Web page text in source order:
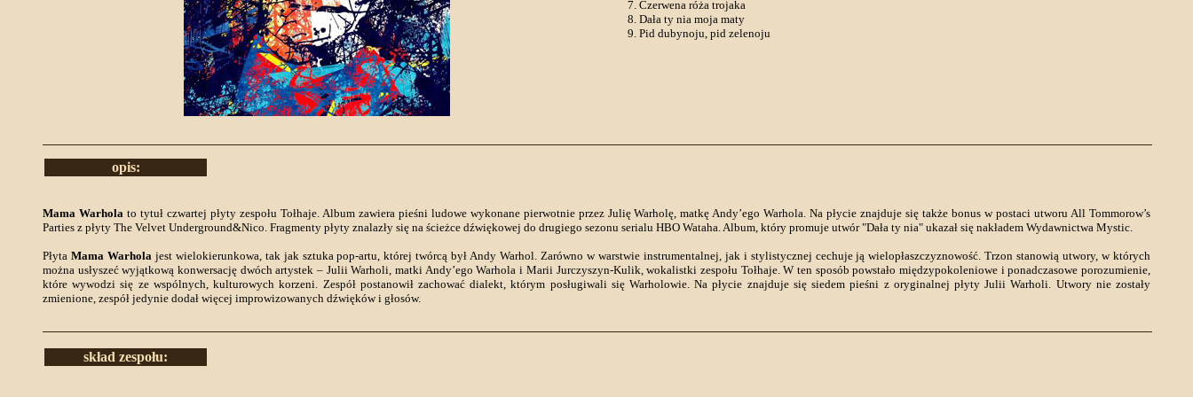
Czerwena róża trojaka
Dała ty nia moja maty
Pid dubynoju, pid zelenoju
opis:
Mama Warholato tytuł czwartej płyty zespołu Tołhaje. Album zawiera pieśni ludowe wykonane pierwotnie przez Julię Warholę, matkę Andy’ego Warhola. Na płycie znajduje się także bonus w postaci utworu All Tommorow’s
Parties z płyty The Velvet Underground&Nico. Fragmenty płyty znalazły się na ścieżce dźwiękowej do drugiego sezonu serialu HBO Wataha. Album, który promuje utwór "Dała ty nia" ukazał się nakładem Wydawnictwa Mystic.
Płyta Mama Warholajest wielokierunkowa, tak jak sztuka pop-artu, której twórcą był Andy Warhol. Zarówno w warstwie instrumentalnej, jak i stylistycznej cechuje ją wielopłaszczyznowość. Trzon stanowią utwory, w których
można usłyszeć wyjątkową konwersację dwóch artystek – Julii Warholi, matki Andy’ego Warhola i Marii Jurczyszyn-Kulik, wokalistki zespołu Tołhaje. W ten sposób powstało międzypokoleniowe i ponadczasowe porozumienie,
które wywodzi się ze wspólnych, kulturowych korzeni. Zespół postanowił zachować dialekt, którym posługiwali się Warholowie. Na płycie znajduje się siedem pieśni z oryginalnej płyty Julii Warholi. Utwory nie zostały
zmienione, zespół jedynie dodał więcej improwizowanych dźwięków i głosów.
skład zespołu: